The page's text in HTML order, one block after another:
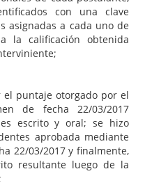
con una clave
asignadas a cada uno de
la calificación obtenida
el puntaje otorgado por el
de fecha 22/03/2017
escrito y oral; se hizo
aprobada mediante
22/03/2017 y finalmente,
resultante luego de la